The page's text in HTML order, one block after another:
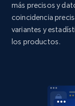
2.1K+
price,
más precisos y
coincidencia
variantes y
los productos.